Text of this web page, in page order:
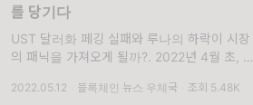
를 당기다
UST 달러화 페깅 실패와 루나의 하락이 시장
의 패닉을 가져오게 될까?. 2022년 4월 초, 테
아간 4Pool(UST-USDC-USDT-FRAX)을 출
2022.05.12 블록체인 뉴스 우체국 조회 5.48K